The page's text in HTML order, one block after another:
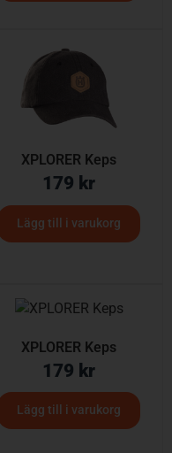
XPLORER Keps
179 kr
Lägg till i varukorg
XPLORER Keps
179 kr
Lägg till i varukorg